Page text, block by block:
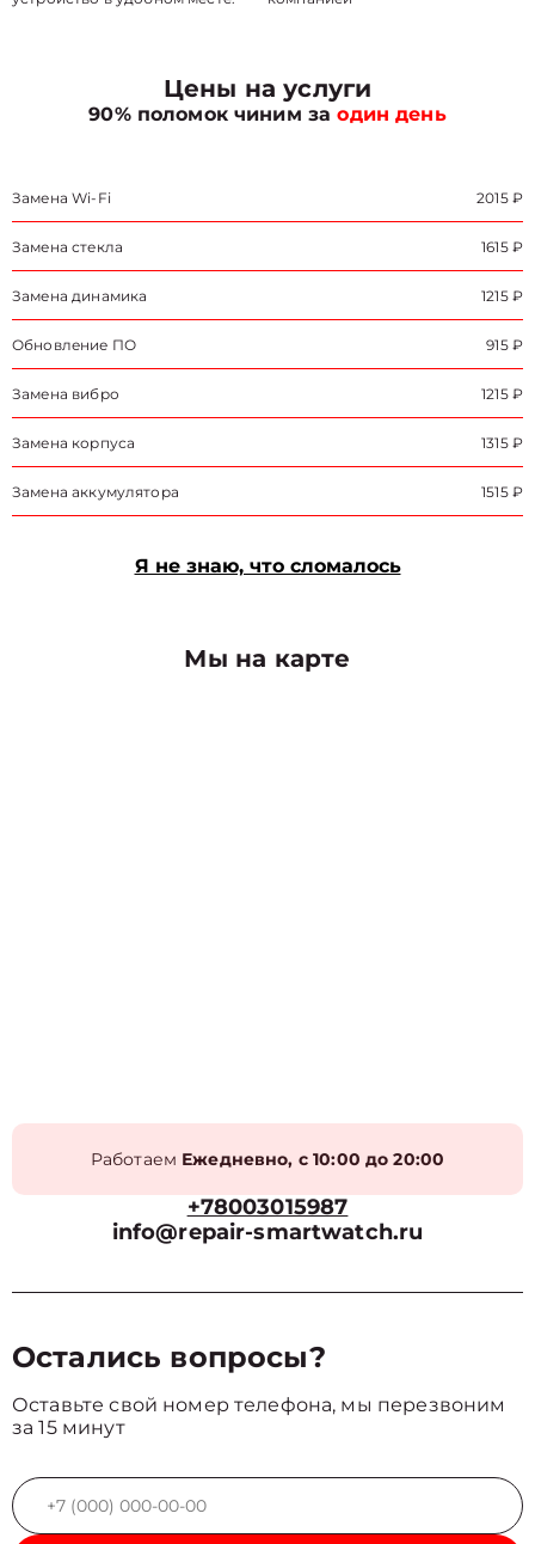
Цены на услуги
90% поломок чиним заодин день
Замена Wi-Fi 2015 ₽
Замена стекла 1615 ₽
Замена динамика 1215 ₽
Обновление ПО 915 ₽
Замена вибро 1215 ₽
Замена корпуса 1315 ₽
Замена аккумулятора 1515 ₽
Я не знаю, что сломалось
Мы на карте
Работаем Ежедневно, с 10:00 до 20:00
+78003015987
info@repair-smartwatch.ru
Остались вопросы?
Оставьте свой номер телефона, мы перезвоним
за 15 минут